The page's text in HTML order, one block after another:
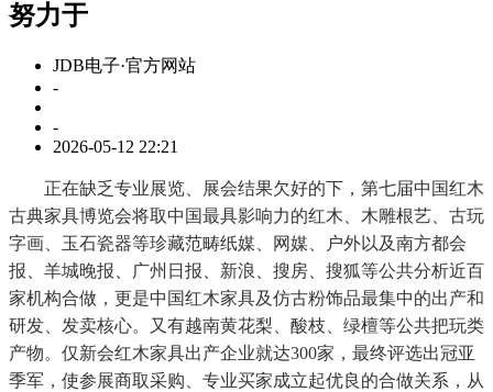
努力于
JDB电子·官方网站
-
-
2026-05-12 22:21
正在缺乏专业展览、展会结果欠好的下，第七届中国红木
古典家具博览会将取中国最具影响力的红木、木雕根艺、古玩
字画、玉石瓷器等珍藏范畴纸媒、网媒、户外以及南方都会
报、羊城晚报、广州日报、新浪、搜房、搜狐等公共分析近百
家机构合做，更是中国红木家具及仿古粉饰品最集中的出产和
研发、发卖核心。又有越南黄花梨、酸枝、绿檀等公共把玩类
产物。仅新会红木家具出产企业就达300家，最终评选出冠亚
季军，使参展商取采购、专业买家成立起优良的合做关系，从